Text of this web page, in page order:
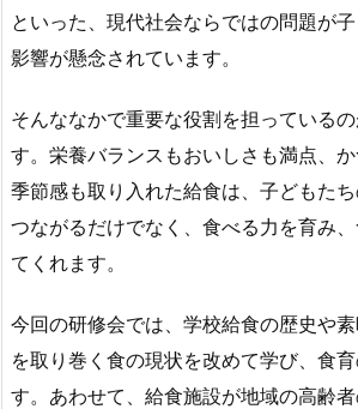
といった、現代社会ならではの問題が
影響が懸念されています。
そんななかで重要な役割を担っている
す。栄養バランスもおいしさも満点、
季節感も取り入れた給食は、子どもた
つながるだけでなく、食べる力を育み
てくれます。
今回の研修会では、学校給食の歴史や
を取り巻く食の現状を改めて学び、食
す。あわせて、給食施設が地域の高齢